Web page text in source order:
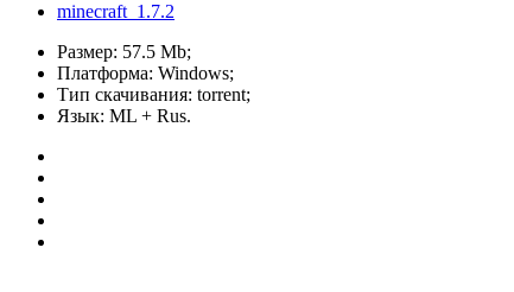
minecraft_1.7.2
Размер: 57.5 Mb;
Платформа: Windows;
Тип скачивания: torrent;
Язык: ML + Rus.